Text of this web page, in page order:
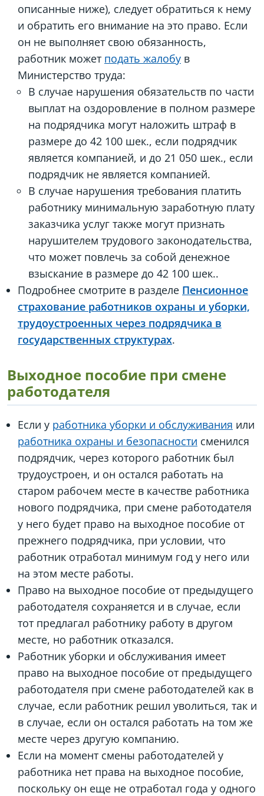
описанные ниже), следует обратиться к нему
и обратить его внимание на это право. Если
он не выполняет свою обязанность,
работник может подать жалобу в
Министерство труда:
В случае нарушения обязательств по части
выплат на оздоровление в полном размере
на подрядчика могут наложить штраф в
размере до 42 100 шек., если подрядчик
является компанией, и до 21 050 шек., если
подрядчик не является компанией.
В случае нарушения требования платить
работнику минимальную заработную плату
заказчика услуг также могут признать
нарушителем трудового законодательства,
что может повлечь за собой денежное
взыскание в размере до 42 100 шек..
Подробнее смотрите в разделе Пенсионное
страхование работников охраны и уборки,
трудоустроенных через подрядчика в
государственных структурах.
Выходное пособие при смене
работодателя
Если у работника уборки и обслуживания или
работника охраны и безопасности сменился
подрядчик, через которого работник был
трудоустроен, и он остался работать на
старом рабочем месте в качестве работника
нового подрядчика, при смене работодателя
у него будет право на выходное пособие от
прежнего подрядчика, при условии, что
работник отработал минимум год у него или
на этом месте работы.
Право на выходное пособие от предыдущего
работодателя сохраняется и в случае, если
тот предлагал работнику работу в другом
месте, но работник отказался.
Работник уборки и обслуживания имеет
право на выходное пособие от предыдущего
работодателя при смене работодателей как в
случае, если работник решил уволиться, так и
в случае, если он остался работать на том же
месте через другую компанию.
Если на момент смены работодателей у
работника нет права на выходное пособие,
поскольку он еще не отработал года у одного